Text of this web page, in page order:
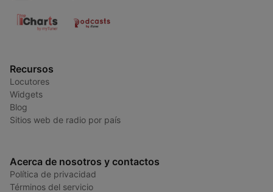
Recursos
Locutores
Widgets
Blog
Sitios web de radio por país
Acerca de nosotros y contactos
Política de privacidad
Términos del servicio